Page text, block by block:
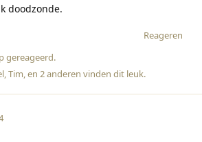
doodzonde.
Reageren
gereageerd.
,Tim, en 2anderen vinden dit leuk.